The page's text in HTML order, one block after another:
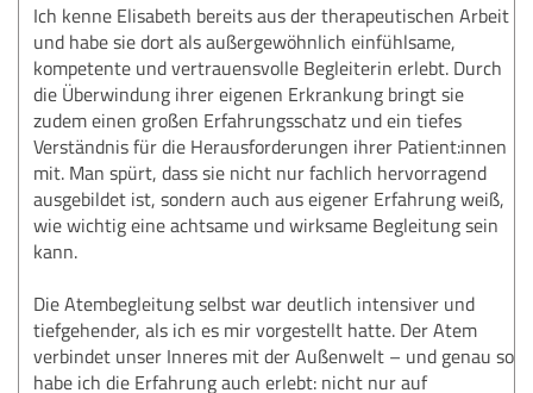
Ich kenne Elisabeth bereits aus der therapeutischen Arbeit
und habe sie dort als außergewöhnlich einfühlsame,
kompetente und vertrauensvolle Begleiterin erlebt. Durch
die Überwindung ihrer eigenen Erkrankung bringt sie
zudem einen großen Erfahrungsschatz und ein tiefes
Verständnis für die Herausforderungen ihrer Patient:innen
mit. Man spürt, dass sie nicht nur fachlich hervorragend
ausgebildet ist, sondern auch aus eigener Erfahrung weiß,
wie wichtig eine achtsame und wirksame Begleitung sein
kann.
Die Atembegleitung selbst war deutlich intensiver und
tiefgehender, als ich es mir vorgestellt hatte. Der Atem
verbindet unser Inneres mit der Außenwelt – und genau so
habe ich die Erfahrung auch erlebt: nicht nur auf